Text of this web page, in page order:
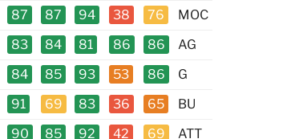
87 87 94 38 76
MOC
83 84 81 86 86
AG
84 85 93 53 86
G
91 69 83 36 65
BU
90 85 92 42 69
ATT